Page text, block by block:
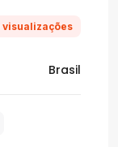
visualizações
Brasil